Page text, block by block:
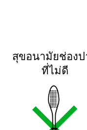
ควา
สุขอนามัยช่องป
ที่ไม่ดี